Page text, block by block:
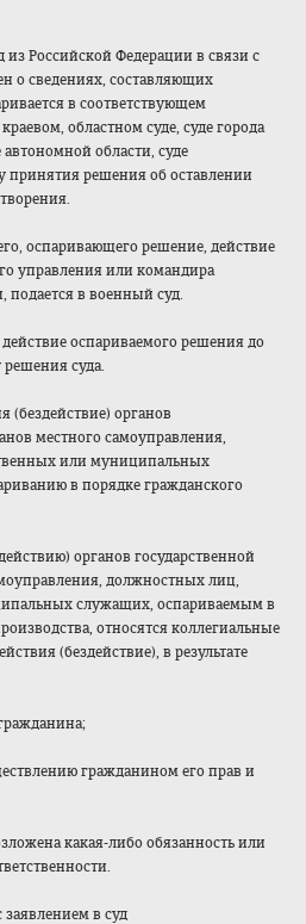
Российской Федерации в связи с
о сведениях, составляющих
в соответствующем
областном суде, суде города
области, суде
принятия решения об оставлении
оспаривающего решение, действие
управления или командира
подается в военный суд.
оспариваемого решения до
суда.
(бездействие) органов
местного самоуправления,
или муниципальных
в порядке гражданского
органов государственной
должностных лиц,
служащих, оспариваемым в
, относятся коллегиальные
(бездействие), в результате
гражданином его прав и
какая-либо обязанность или
заявлением в суд